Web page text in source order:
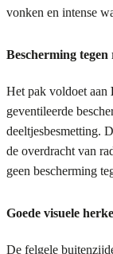
vonken en intense
Bescherming tegen
Het pak voldoet aan
geventileerde
deeltjesbesmetting.
de overdracht van
geen bescherming
Goede visuele
De felgele